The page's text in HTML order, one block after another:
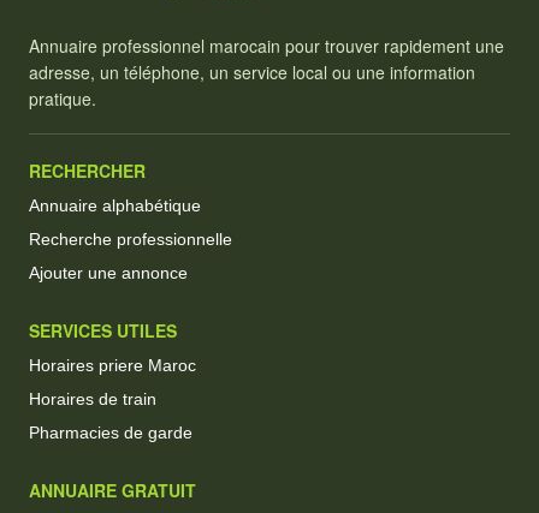
Annuaire professionnel marocain pour trouver rapidement une
adresse, un téléphone, un service local ou une information
pratique.
RECHERCHER
Annuaire alphabétique
Recherche professionnelle
Ajouter une annonce
SERVICES UTILES
Horaires priere Maroc
Horaires de train
Pharmacies de garde
ANNUAIRE GRATUIT